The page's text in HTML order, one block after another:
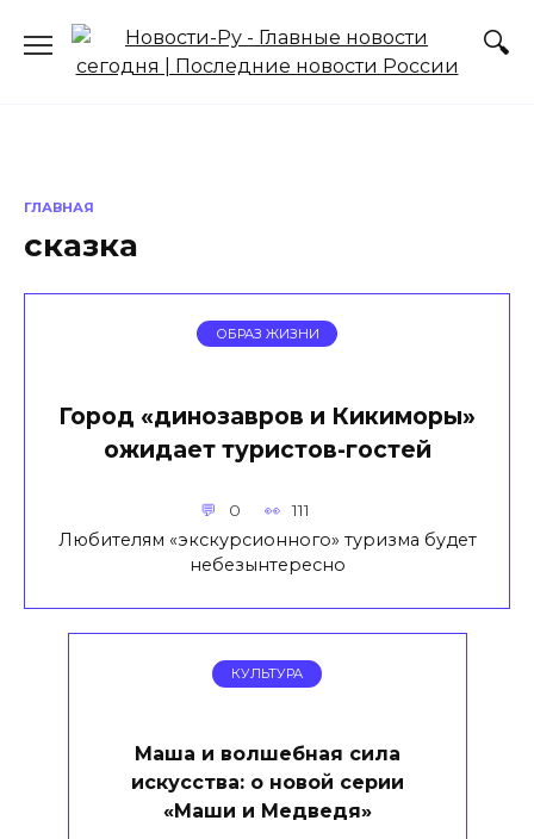
содержанию
ГЛАВНАЯ
сказка
ОБРАЗ ЖИЗНИ
Город «динозавров и Кикиморы»
ожидает туристов-гостей
0 111
Любителям «экскурсионного» туризма будет
небезынтересно
КУЛЬТУРА
Маша и волшебная сила
искусства: о новой серии
«Маши и Медведя»